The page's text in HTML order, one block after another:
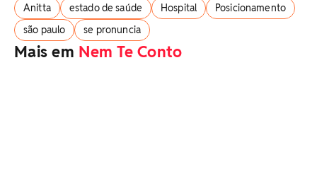
Anitta estado de saúde Hospital
Posicionamento
são paulo
se pronuncia
Mais em Nem Te Conto